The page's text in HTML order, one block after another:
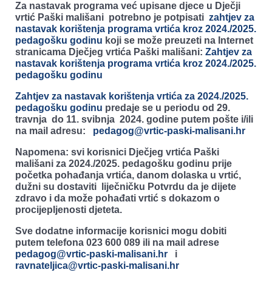
Za nastavak programa već upisane djece u Dječji
vrtić Paški mališani potrebno je potpisati zahtjev za
nastavak korištenja programa vrtića kroz 2024./2025.
pedagošku godinu koji se može preuzeti na Internet
stranicama Dječjeg vrtića Paški mališani: Zahtjev za
nastavak korištenja programa vrtića kroz 2024./2025.
pedagošku godinu
Zahtjev za nastavak korištenja vrtića za 2024./2025.
pedagošku godinu predaje se u periodu od 29.
travnja do 11. svibnja 2024. godine putem pošte i/ili
na mail adresu: pedagog@vrtic-paski-malisani.hr
Napomena: svi korisnici Dječjeg vrtića Paški
mališani za 2024./2025. pedagošku godinu prije
početka pohađanja vrtića, danom dolaska u vrtić,
dužni su dostaviti liječničku Potvrdu da je dijete
zdravo i da može pohađati vrtić s dokazom o
procijepljenosti djeteta.
Sve dodatne informacije korisnici mogu dobiti
putem telefona 023 600 089 ili na mail adrese
pedagog@vrtic-paski-malisani.hr i
ravnateljica@vrtic-paski-malisani.hr